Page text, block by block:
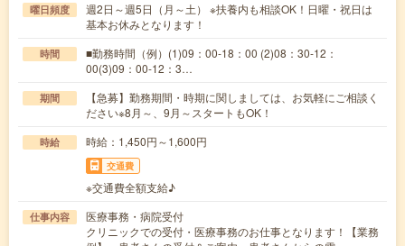
曜日頻度
週2日～週5日（月～土） ※扶養内も相談OK！日曜・祝日は
基本お休みとなります！
時間
■勤務時間（例）(1)09：00-18：00 (2)08：30-12：
00(3)09：00-12：3…
期間
【急募】勤務期間・時期に関しましては、お気軽にご相談く
ださい※8月～、9月～スタートもOK！
時給 時給：1,450円～1,600円
交通費
※交通費全額支給♪
仕事内容
医療事務・病院受付
クリニックでの受付・医療事務のお仕事となります！【業務